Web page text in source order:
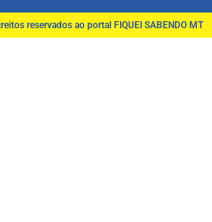
reservados ao portal FIQUEI SABENDO MT